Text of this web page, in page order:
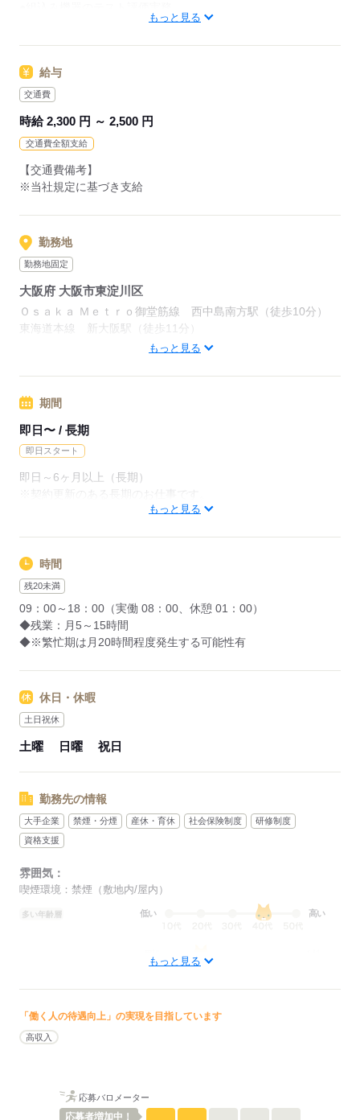
●Pythonプログラミング実務（ツール程度の作成が可能）
もっと見る
給与
交通費
時給 2,300 円 ～ 2,500 円
交通費全額支給
【交通費備考】
※当社規定に基づき支給
勤務地
勤務地固定
大阪府 大阪市東淀川区
Ｏｓａｋａ Ｍｅｔｒｏ御堂筋線 西中島南方駅（徒歩10分）
東海道本線 新大阪駅（徒歩11分）
その他、ＪＲ東海道本線（米原‐神戸）「新大阪」駅からもアク
もっと見る
期間
即日〜 / 長期
即日スタート
即日～6ヶ月以上（長期）
※契約更新のある長期のお仕事です。
8月スタート・9 月スタートなどご相談ください。
もっと見る
時間
残20未満
09：00～18：00（実働 08：00、休憩 01：00）
◆残業：月5～15時間
◆※繁忙期は月20時間程度発生する可能性有
休日・休暇
土日祝休
土曜 日曜 祝日
勤務先の情報
大手企業 禁煙・分煙 産休・育休 社会保険制度
研修制度
資格支援
雰囲気：
喫煙環境：禁煙（敷地内/屋内）
多い年齢層 低い 高い
職場の様子
平均年齢40歳
もっと見る
「働く人の待遇向上」の実現を目指しています
高収入
応募バロメーター
応募者増加中！